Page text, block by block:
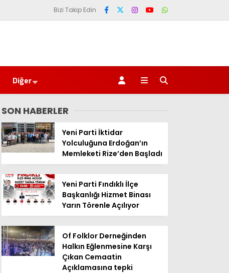
Bizi Takip Edin
Diğer
SON HABERLER
Yeni Parti İktidar
Yolculuğuna Erdoğan’ın
Memleketi Rize’den Başladı
Yeni Parti Fındıklı İlçe
Başkanlığı Hizmet Binası
Yarın Törenle Açılıyor
Of Folklor Derneğinden
Halkın Eğlenmesine Karşı
Çıkan Cemaatin
Açıklamasına tepki